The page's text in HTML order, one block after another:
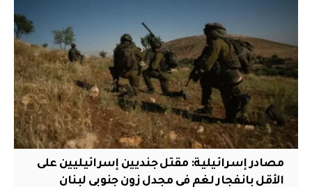
مصادر إسرائيلية: مقتل جنديين إسرائيليين على
الأقل بانفجار لغم في مجدل زون جنوبي لبنان